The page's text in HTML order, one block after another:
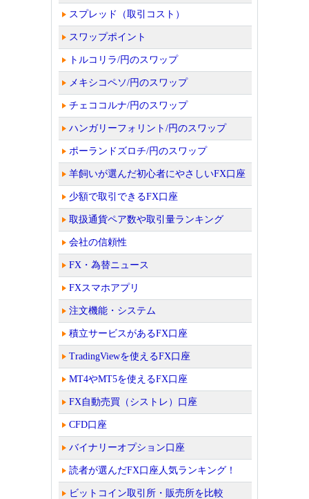
スプレッド（取引コスト）
スワップポイント
トルコリラ/円のスワップ
メキシコペソ/円のスワップ
チェココルナ/円のスワップ
ハンガリーフォリント/円のスワップ
ポーランドズロチ/円のスワップ
羊飼いが選んだ初心者にやさしいFX口座
少額で取引できるFX口座
取扱通貨ペア数や取引量ランキング
会社の信頼性
FX・為替ニュース
FXスマホアプリ
注文機能・システム
積立サービスがあるFX口座
TradingViewを使えるFX口座
MT4やMT5を使えるFX口座
FX自動売買（シストレ）口座
CFD口座
バイナリーオプション口座
読者が選んだFX口座人気ランキング！
ビットコイン取引所・販売所を比較